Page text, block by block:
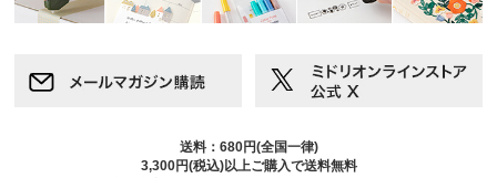
送料：680円(全国一律)
3,300円(税込)以上ご購入で送料無料